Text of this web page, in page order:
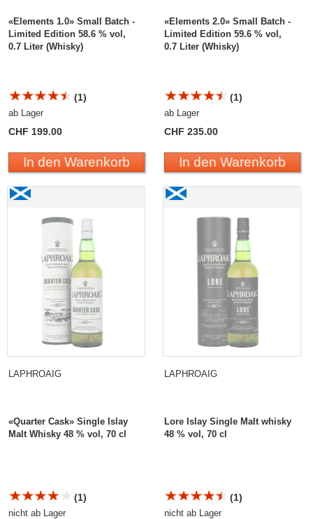
«Elements 1.0» Small Batch -
Limited Edition 58.6 % vol,
0.7 Liter (Whisky)
(1)
ab Lager
CHF 199.00
In den Warenkorb
«Elements 2.0» Small Batch -
Limited Edition 59.6 % vol,
0.7 Liter (Whisky)
(1)
ab Lager
CHF 235.00
In den Warenkorb
Laphroaig «Quarter Cask» Single Islay Malt Whisky
LAPHROAIG
«Quarter Cask» Single Islay
Malt Whisky 48 % vol, 70 cl
(1)
nicht ab Lager
Laphroaig Lore Islay
LAPHROAIG
Lore Islay Single Malt whisky
48 % vol, 70 cl
(1)
nicht ab Lager